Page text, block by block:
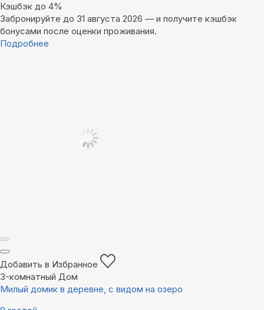
Кэшбэк до 4%
Забронируйте до 31 августа 2026 — и получите кэшбэк
бонусами после оценки проживания.
Подробнее
Добавить в Избранное
3-комнатный Дом
Милый домик в деревне, с видом на озеро